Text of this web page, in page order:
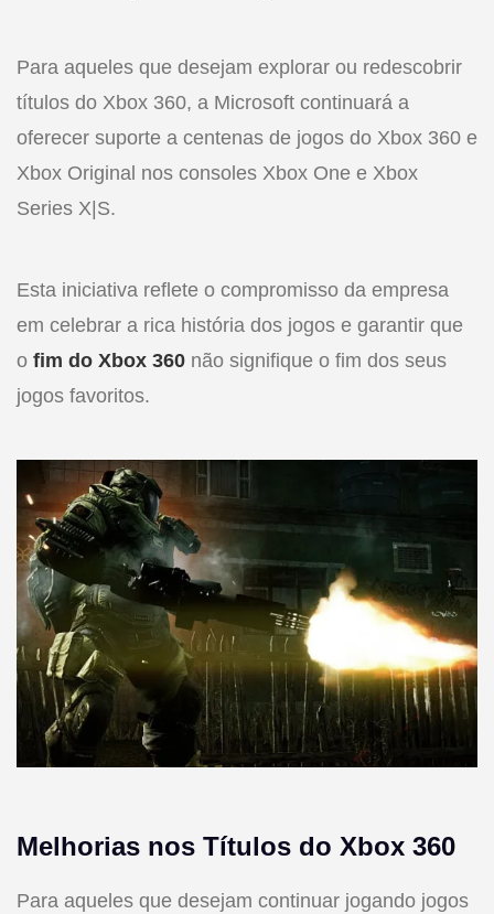
Para aqueles que desejam explorar ou redescobrir
títulos do Xbox 360, a Microsoft continuará a
oferecer suporte a centenas de jogos do Xbox 360 e
Xbox Original nos consoles Xbox One e Xbox
Series X|S.
Esta iniciativa reflete o compromisso da empresa
em celebrar a rica história dos jogos e garantir que
o fim do Xbox 360 não signifique o fim dos seus
jogos favoritos.
Melhorias nos Títulos do Xbox 360
Para aqueles que desejam continuar jogando jogos